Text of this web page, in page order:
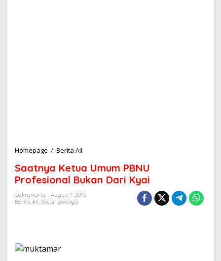
Homepage / Berita All
a
t
n
y
Saatnya Ketua Umum PBNU
Profesional Bukan Dari Kyai
Cakrawarta
August 1, 2015
Berita All, Sosial Budaya